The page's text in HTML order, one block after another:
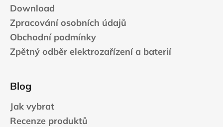
Download
Zpracování osobních údajů
Obchodní podmínky
Zpětný odběr elektrozařízení a baterií
Blog
Jak vybrat
Recenze produktů